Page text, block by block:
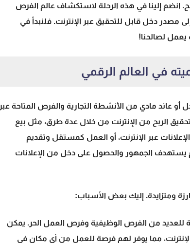
انضم إلينا في هذه الرحلة لاستكشاف عالم الفرص
مصدر دخل قابل للتحقيق عبر الإنترنت. فلنبدأ في
لصالحنا!
في العالم الرقمي
أو عائد مادي من الأنشطة التجارية والفرص المتاحة عبر
الربح من الإنترنت من خلال عدة طرق، مثل بيع
الإعلانات عبر الإنترنت، أو العمل كمستقل وتقديم
يستهدف الجمهور والحصول على دخل من الإعلانات
ومتزايدة. إليك بعض الأسباب:
للعديد من الفرص الوظيفية وفرص العمل الحر. يمكن
مما يوفر لهم فرصة للعمل من أي مكان في